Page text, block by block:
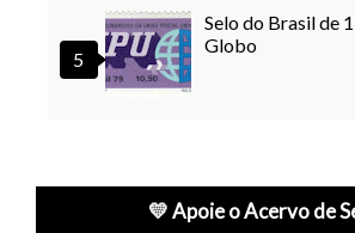
Selo do Brasil de
Globo
💛 Apoie o Acervo de